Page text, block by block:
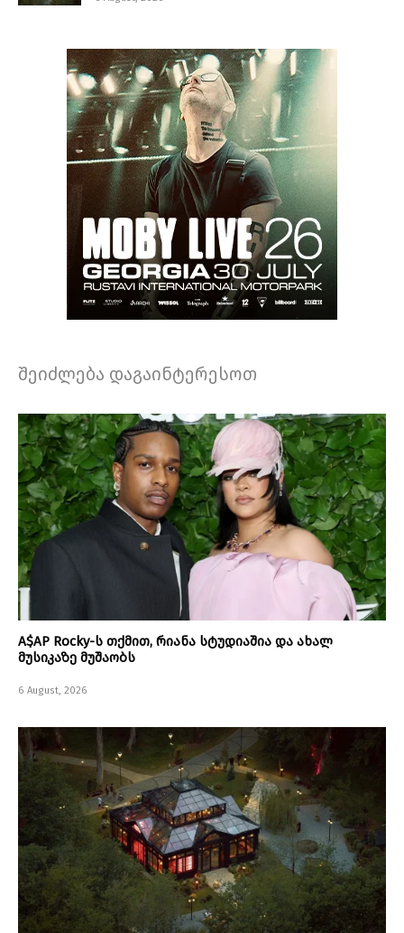
შეიძლება დაგაინტერესოთ
A$AP Rocky-ს თქმით, რიანა სტუდიაშია და ახალ
მუსიკაზე მუშაობს
6 August, 2026